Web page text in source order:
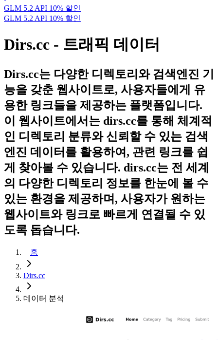
GLM 5.2 API 10% 할인
GLM 5.2 API 10% 할인
Dirs.cc - 트래픽 데이터
Dirs.cc는 다양한 디렉토리와 검색엔진 기
능을 갖춘 웹사이트로, 사용자들에게 유
용한 링크들을 제공하는 플랫폼입니다.
이 웹사이트에서는 dirs.cc를 통해 체계적
인 디렉토리 분류와 신뢰할 수 있는 검색
엔진 데이터를 활용하여, 관련 링크를 쉽
게 찾아볼 수 있습니다. dirs.cc는 전 세계
의 다양한 디렉토리 정보를 한눈에 볼 수
있는 환경을 제공하며, 사용자가 원하는
웹사이트와 링크로 빠르게 연결될 수 있
도록 돕습니다.
홈
Dirs.cc
데이터 분석